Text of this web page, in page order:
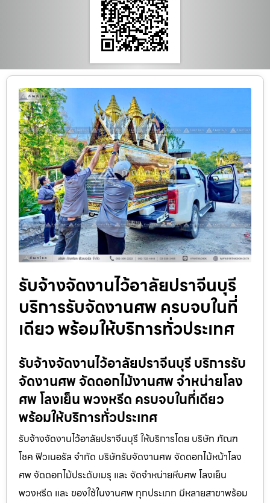
รับจ้างจัดงานไว้อาลัยปราจีนบุรี
บริการรับจัดงานศพ ครบจบในที่
เดียว พร้อมให้บริการทั่วประเทศ
รับจ้างจัดงานไว้อาลัยปราจีนบุรี บริการรับ
จัดงานศพ จัดดอกไม้งานศพ จำหน่ายโลง
ศพ โลงเย็น พวงหรีด ครบจบในที่เดียว
พร้อมให้บริการทั่วประเทศ
รับจ้างจัดงานไว้อาลัยปราจีนบุรี ให้บริการโดย บริษัท ภัณฑ
โชค ฟิวเนอรัล จำกัด บริษัทรับจัดงานศพ จัดดอกไม้หน้าโลง
ศพ จัดดอกไม้ประดับเมรุ และ จัดจำหน่ายหีบศพ โลงเย็น
พวงหรีด และ ของใช้ในงานศพ ทุกประเภท มีหลายสาขาพร้อม